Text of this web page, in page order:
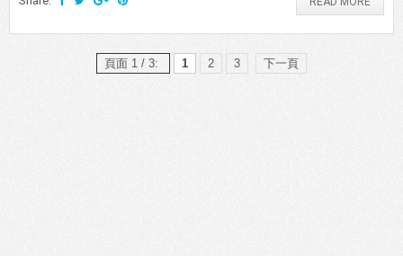
頁面 1 / 3: 1 2 3 下一頁